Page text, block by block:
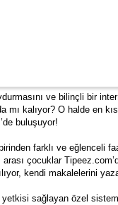
ve bilinçli bir
mı kalıyor? O halde en
buluşuyor!
farklı ve eğlenceli
çocuklar
kendi makalelerini
sağlayan özel